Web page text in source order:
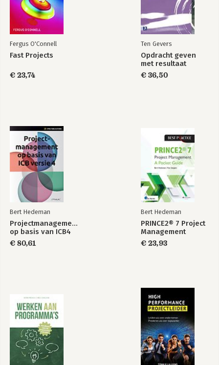
Fergus O'Connell
Fast Projects
€ 23,74
Ten Gevers
Opdracht geven
met resultaat
€ 36,50
Bert Hedeman
Projectmanagement
op basis van ICB4
€ 80,61
Bert Hedeman
PRINCE2® 7 Project
Management
€ 23,93